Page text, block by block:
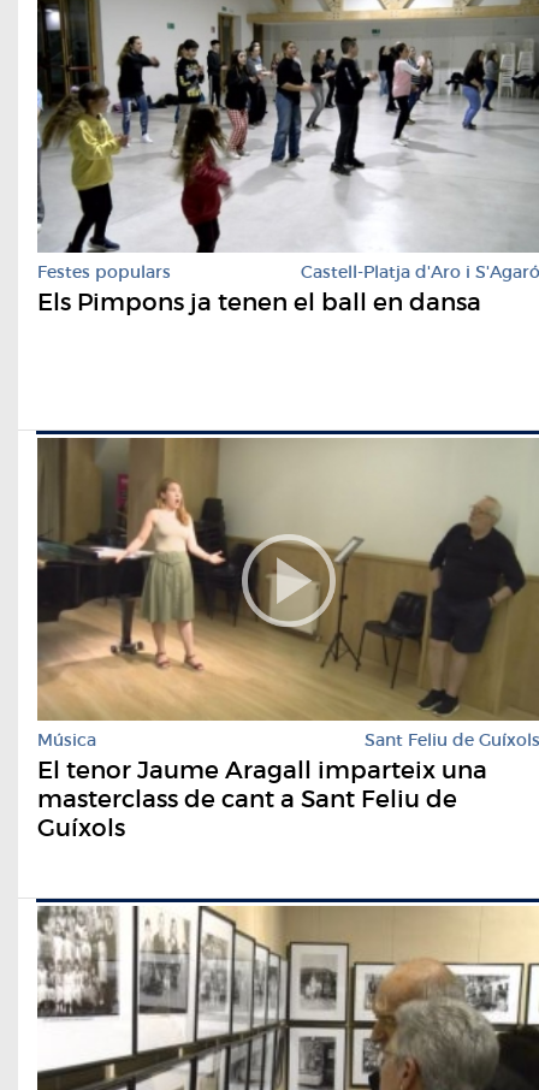
Festes populars Castell-Platja d'Aro i S'Agaró
Els Pimpons ja tenen el ball en dansa
Música Sant Feliu de Guíxols
El tenor Jaume Aragall imparteix una
masterclass de cant a Sant Feliu de
Guíxols